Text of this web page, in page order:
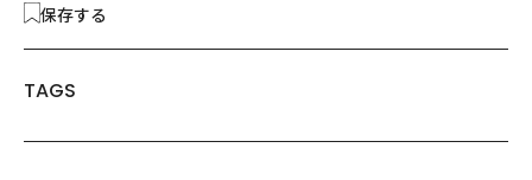
保存する
TAGS